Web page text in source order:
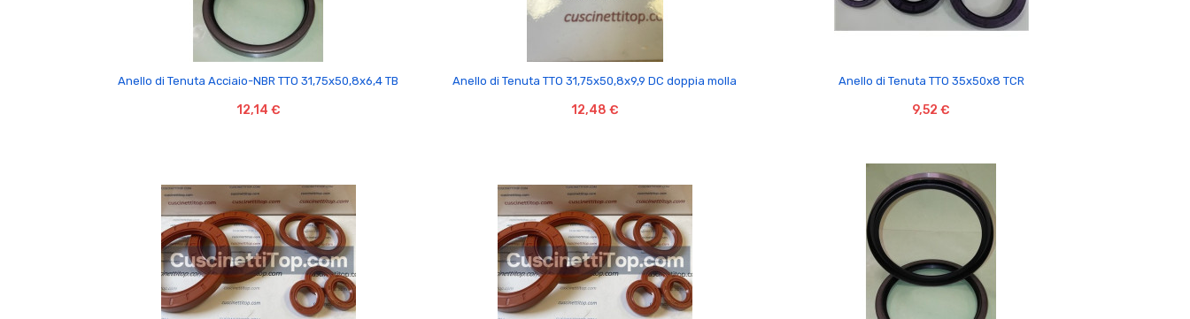

Anello di Tenuta Acciaio-NBR TTO 31,75x50,8x6,4 TB
12,14 €

Anello di Tenuta TTO 31,75x50,8x9,9 DC doppia molla
12,48 €

Anello di Tenuta TTO 35x50x8 TCR
9,52 €